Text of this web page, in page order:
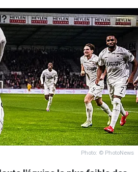
Photo: © PhotoNews